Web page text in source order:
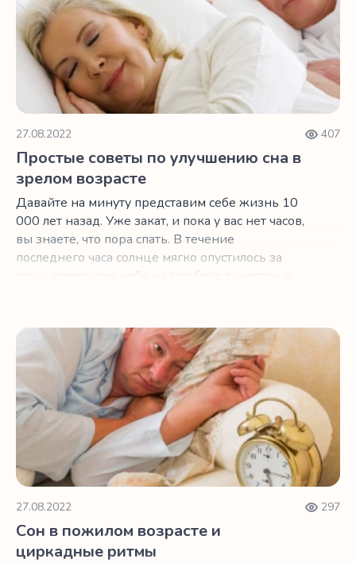
27.08.2022 407
Простые советы по улучшению сна в
зрелом возрасте
Давайте на минуту представим себе жизнь 10
000 лет назад. Уже закат, и пока у вас нет часов,
вы знаете, что пора спать. В течение
последнего часа солнце мягко опустилось за
Сон в пожилом возрасте и циркадные ритмы
27.08.2022 297
Сон в пожилом возрасте и
циркадные ритмы